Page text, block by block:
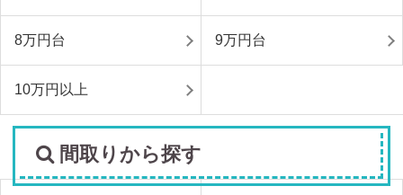
8万円台 9万円台
10万円以上
間取りから探す